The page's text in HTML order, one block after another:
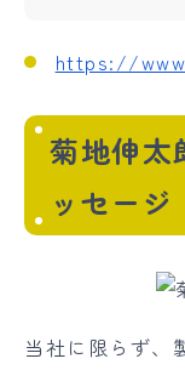
https://
菊地伸太
ッセージ
当社に限らず、